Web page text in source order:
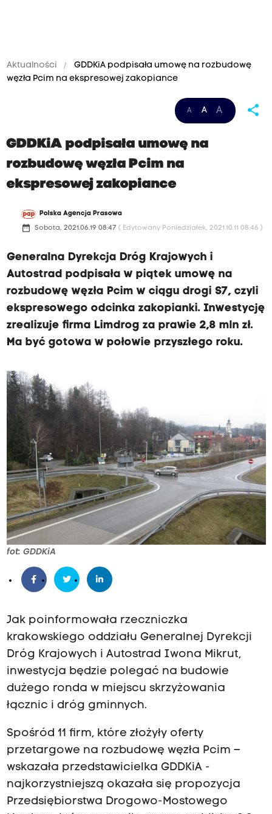
Aktualności
GDDKiA podpisała umowę na rozbudowę
węzła Pcim na ekspresowej zakopiance
A A A share
GDDKiA podpisała umowę na
rozbudowę węzła Pcim na
ekspresowej zakopiance
Polska Agencja Prasowa
date_range Sobota, 2021.06.19 08:47 ( Edytowany Poniedziałek, 2021.10.11 08:46 )
Generalna Dyrekcja Dróg Krajowych i
Autostrad podpisała w piątek umowę na
rozbudowę węzła Pcim w ciągu drogi S7, czyli
ekspresowego odcinka zakopianki. Inwestycję
zrealizuje firma Limdrog za prawie 2,8 mln zł.
Ma być gotowa w połowie przyszłego roku.
fot: GDDKiA
Jak poinformowała rzeczniczka
krakowskiego oddziału Generalnej Dyrekcji
Dróg Krajowych i Autostrad Iwona Mikrut,
inwestycja będzie polegać na budowie
dużego ronda w miejscu skrzyżowania
łącznic i dróg gminnych.
Spośród 11 firm, które złożyły oferty
przetargowe na rozbudowę węzła Pcim –
wskazała przedstawicielka GDDKiA -
najkorzystniejszą okazała się propozycja
Przedsiębiorstwa Drogowo-Mostowego